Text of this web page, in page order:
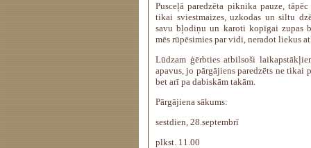
Pusceļā paredzēta piknika pauze,
tikai sviestmaizes, uzkodas un siltu
savu bļodiņu un karoti kopīgai zupas
mēs rūpēsimies par vidi, neradot liekus
Lūdzam ģērbties atbilsoši
apavus, jo pārgājiens paredzēts ne tikai
bet arī pa dabiskām takām.
Pārgājiena sākums:
sestdien, 28.septembrī
plkst. 11.00